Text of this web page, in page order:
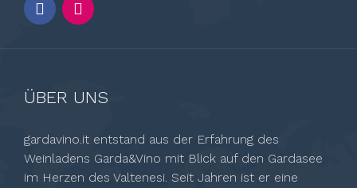
ÜBER UNS
gardavino.it entstand aus der Erfahrung des
Weinladens Garda&Vino mit Blick auf den Gardasee
im Herzen des Valtenesi. Seit Jahren ist er eine